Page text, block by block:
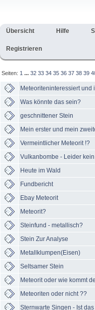
Übersicht Hilfe
Registrieren
Seiten: 1 ...32 33 34 35 36 37 38 39
Meteoriteninteressiert und
Was könnte das sein?
geschnittener Stein
Mein erster und mein
Vermeintlicher Meteorit !?
Vulkanbombe - Leider kein
Heute im Wald
Fundbericht
Ebay Meteorit
Meteorit?
Steinfund - metallisch?
Stein Zur Analyse
Metallklumpen(Eisen)
Seltsamer Stein
Meteorit oder wie kommt
Meteoriten oder nicht ??
Sternwarte Singen - Ist